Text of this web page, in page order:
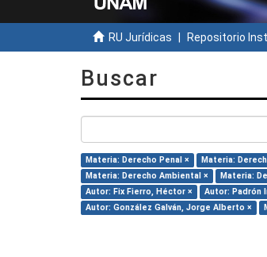
RU Jurídicas Repositorio
Buscar
Materia: Derecho Penal × Materia:
Materia: Derecho Ambiental ×
Materia:
Autor: Fix Fierro, Héctor ×
Autor: Padrón
Autor: González Galván, Jorge Alberto ×